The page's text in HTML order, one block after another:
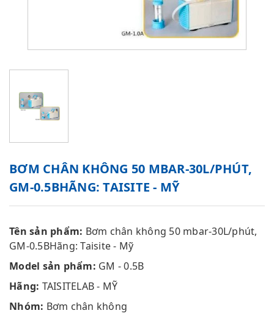
BƠM CHÂN KHÔNG 50 MBAR-30L/PHÚT,
GM-0.5BHÃNG: TAISITE - MỸ
Tên sản phẩm: Bơm chân không 50 mbar-30L/phút,
GM-0.5BHãng: Taisite - Mỹ
Model sản phẩm: GM - 0.5B
Hãng: TAISITELAB - MỸ
Nhóm: Bơm chân không